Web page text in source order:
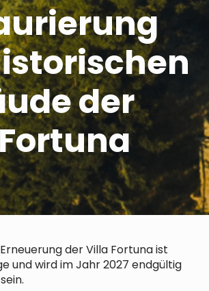
der
der Villa Fortuna ist
und wird im Jahr 2027 endgültig